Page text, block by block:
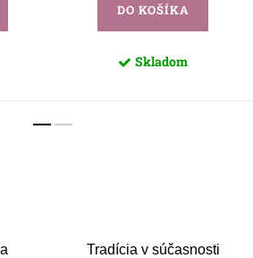
DO KOŠÍKA
Skladom
Tradícia v súčasnosti